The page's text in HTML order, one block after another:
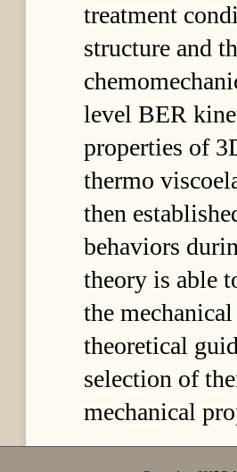
treatment
structure and
level BER
properties of
thermo
then
behaviors
theory is able
the
theoretical
selection of
mechanical